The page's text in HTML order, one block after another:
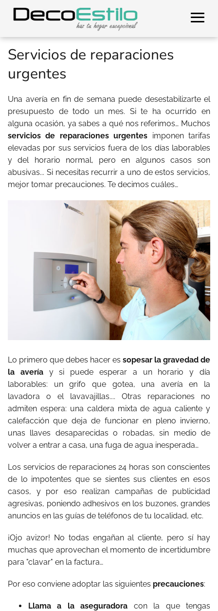
Servicios de reparaciones
urgentes
Una avería en fin de semana puede desestabilizarte el
presupuesto de todo un mes. Si te ha ocurrido en
alguna ocasión, ya sabes a qué nos referimos… Muchos
servicios de reparaciones urgentes imponen tarifas
elevadas por sus servicios fuera de los días laborables
y del horario normal, pero en algunos casos son
abusivas... Si necesitas recurrir a uno de estos servicios,
mejor tomar precauciones. Te decimos cuáles…
Lo primero que debes hacer es sopesar la gravedad de
la averíay si puede esperar a un horario y día
laborables: un grifo que gotea, una avería en la
lavadora o el lavavajillas.... Otras reparaciones no
admiten espera: una caldera mixta de agua caliente y
calefacción que deja de funcionar en pleno invierno,
unas llaves desaparecidas o robadas, sin medio de
volver a entrar a casa, una fuga de agua inesperada…
Los servicios de reparaciones 24 horas son conscientes
de lo impotentes que se sientes sus clientes en esos
casos, y por eso realizan campañas de publicidad
agresivas, poniendo adhesivos en los buzones, grandes
anuncios en las guías de teléfonos de tu localidad, etc.
¡Ojo avizor! No todas engañan al cliente, pero sí hay
muchas que aprovechan el momento de incertidumbre
para "clavar" en la factura…
Por eso conviene adoptar las siguientes precauciones:
Llama a la aseguradora con la que tengas